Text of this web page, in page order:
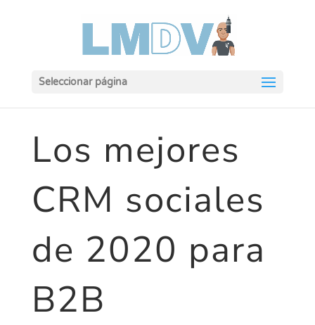
Seleccionar página
Los mejores
CRM sociales
de 2020 para
B2B